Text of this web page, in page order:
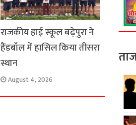
राजकीय हाई स्कूल बढ़ेपुरा ने
हैंडबॉल में हासिल किया तीसरा
स्थान
August 4, 2026